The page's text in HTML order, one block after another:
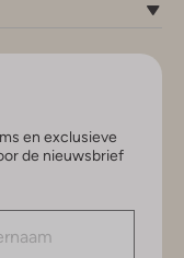
en exclusieve
de nieuwsbrief